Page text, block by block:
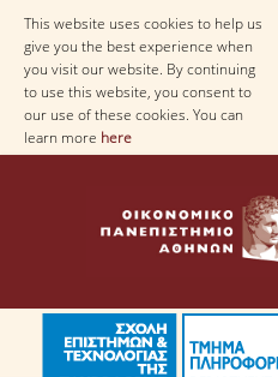
This website uses cookies to help us
give you the best experience when
you visit our website. By continuing
to use this website, you consent to
our use of these cookies. You can
learn more here